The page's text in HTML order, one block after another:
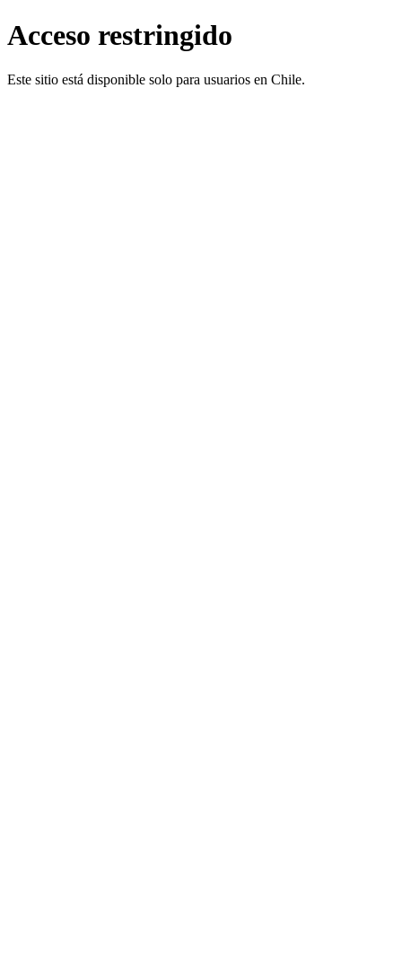
Acceso restringido
Este sitio está disponible solo para usuarios en Chile.